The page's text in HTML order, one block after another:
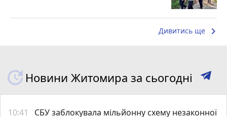
Дивитись ще keyboard_arrow_right
Новини Житомира за сьогодні
10:41
СБУ заблокувала мільйонну схему незаконної